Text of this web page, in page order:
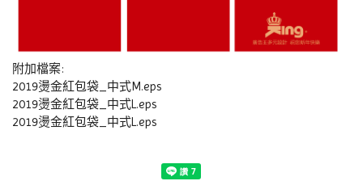
附加檔案:
2019燙金紅包袋_中式M.eps
2019燙金紅包袋_中式L.eps
2019燙金紅包袋_中式L.eps